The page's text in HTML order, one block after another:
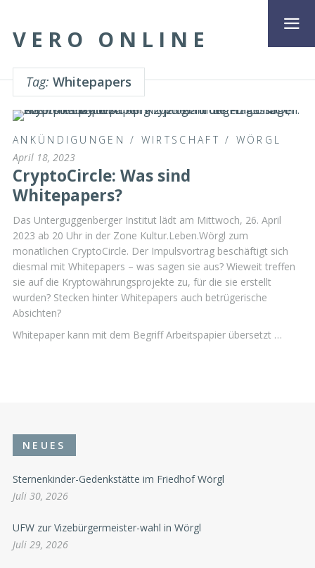
VERO ONLINE
Tag: Whitepapers
ANKÜNDIGUNGEN / WIRTSCHAFT / WÖRGL
April 18, 2023
CryptoCircle: Was sind
Whitepapers?
Das Unterguggenberger Institut lädt am Mittwoch, 26. April
2023 ab 20 Uhr in der Zone Kultur.Leben.Wörgl zum
monatlichen CryptoCircle. Der Impulsvortrag beschäftigt sich
diesmal mit Whitepapers – was sagen sie aus? Wieweit treffen
sie auf die Kryptowährungsprojekte zu, für die sie erstellt
wurden? Stecken hinter Whitepapers auch betrügerische
Absichten?
Whitepaper kann mit dem Begriff Arbeitspapier übersetzt …
NEUES
Sternenkinder-Gedenkstätte im Friedhof Wörgl
Juli 30, 2026
UFW zur Vizebürgermeister-wahl in Wörgl
Juli 29, 2026